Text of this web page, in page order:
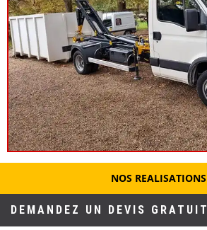
NOS REALISATIONS
DEMANDEZ UN DEVIS GRATUIT